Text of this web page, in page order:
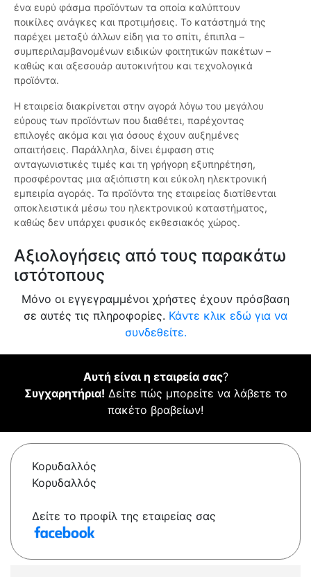
ένα ευρύ φάσμα προϊόντων τα οποία καλύπτουν
ποικίλες ανάγκες και προτιμήσεις. Το κατάστημά της
παρέχει μεταξύ άλλων είδη για το σπίτι, έπιπλα –
συμπεριλαμβανομένων ειδικών φοιτητικών πακέτων –
καθώς και αξεσουάρ αυτοκινήτου και τεχνολογικά
προϊόντα.
Η εταιρεία διακρίνεται στην αγορά λόγω του μεγάλου
εύρους των προϊόντων που διαθέτει, παρέχοντας
επιλογές ακόμα και για όσους έχουν αυξημένες
απαιτήσεις. Παράλληλα, δίνει έμφαση στις
ανταγωνιστικές τιμές και τη γρήγορη εξυπηρέτηση,
προσφέροντας μια αξιόπιστη και εύκολη ηλεκτρονική
εμπειρία αγοράς. Τα προϊόντα της εταιρείας διατίθενται
αποκλειστικά μέσω του ηλεκτρονικού καταστήματος,
καθώς δεν υπάρχει φυσικός εκθεσιακός χώρος.
Αξιολογήσεις από τους παρακάτω
ιστότοπους
Μόνο οι εγγεγραμμένοι χρήστες έχουν πρόσβαση
σε αυτές τις πληροφορίες. Κάντε κλικ εδώ για να
συνδεθείτε.
Αυτή είναι η εταιρεία σας?
Συγχαρητήρια! Δείτε πώς μπορείτε να λάβετε το
πακέτο βραβείων!
Κορυδαλλός
Κορυδαλλός
Δείτε το προφίλ της εταιρείας σας